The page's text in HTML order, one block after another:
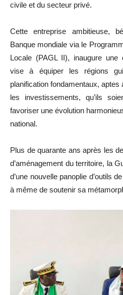
civile et du secteur privé.
Cette entreprise ambitieuse,
Banque mondiale via le
Locale (PAGL II), inaugure une
vise à équiper les régions
planification fondamentaux,
les investissements, qu’ils
favoriser une évolution
national.
Plus de quarante ans après les
d’aménagement du territoire, la
d’une nouvelle panoplie d’outils
à même de soutenir sa